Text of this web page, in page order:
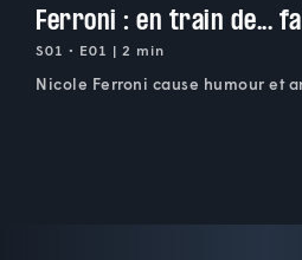
Ferroni : en train de...
S01 • E01 | 2 min
Nicole Ferroni cause humour et